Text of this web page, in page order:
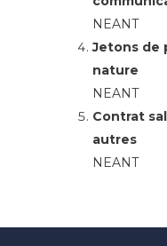
NEANT
Jetons de
nature
NEANT
Contrat
autres
NEANT